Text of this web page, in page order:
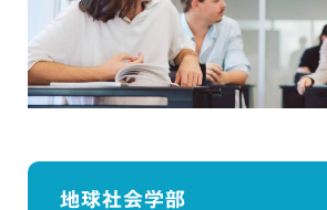
地球社会学部